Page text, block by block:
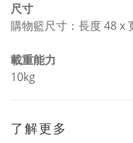
尺寸
購物籃尺寸：長度 48 x
載重能力
10kg
了解更多